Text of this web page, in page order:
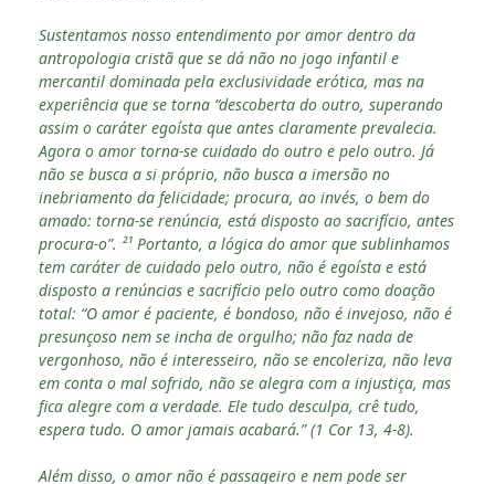
Sustentamos nosso entendimento por amor dentro da
antropologia cristã que se dá não no jogo infantil e
mercantil dominada pela exclusividade erótica, mas na
experiência que se torna “descoberta do outro, superando
assim o caráter egoísta que antes claramente prevalecia.
Agora o amor torna-se cuidado do outro e pelo outro. Já
não se busca a si próprio, não busca a imersão no
inebriamento da felicidade; procura, ao invés, o bem do
amado: torna-se renúncia, está disposto ao sacrifício, antes
procura-o”. ²¹ Portanto, a lógica do amor que sublinhamos
tem caráter de cuidado pelo outro, não é egoísta e está
disposto a renúncias e sacrifício pelo outro como doação
total: “O amor é paciente, é bondoso, não é invejoso, não é
presunçoso nem se incha de orgulho; não faz nada de
vergonhoso, não é interesseiro, não se encoleriza, não leva
em conta o mal sofrido, não se alegra com a injustiça, mas
fica alegre com a verdade. Ele tudo desculpa, crê tudo,
espera tudo. O amor jamais acabará.” (1 Cor 13, 4-8).
Além disso, o amor não é passageiro e nem pode ser